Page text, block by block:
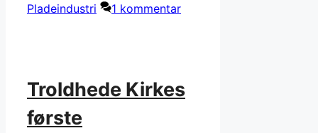
Pladeindustri
1 kommentar
Troldhede Kirkes
første